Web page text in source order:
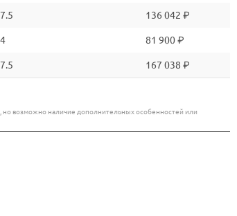
7.5 136 042 ₽
4 81 900 ₽
7.5 167 038 ₽
но возможно наличие дополнительных особенностей или